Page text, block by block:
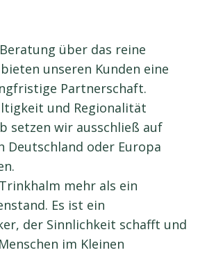
über das reine
unseren Kunden eine
Partnerschaft.
und Regionalität
setzen wir ausschließ auf
Deutschland oder Europa
mehr als ein
Es ist ein
der Sinnlichkeit schafft und
im Kleinen